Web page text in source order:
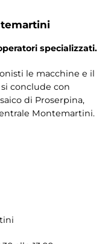
specializzati.
le macchine e il
conclude con
di Proserpina,
Montemartini.